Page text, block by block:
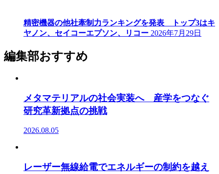
精密機器の他社牽制力ランキングを発表 トップ3はキ
ヤノン、セイコーエプソン、リコー 2026年7月29日
編集部おすすめ
メタマテリアルの社会実装へ 産学をつなぐ
研究革新拠点の挑戦
2026.08.05
レーザー無線給電でエネルギーの制約を越え